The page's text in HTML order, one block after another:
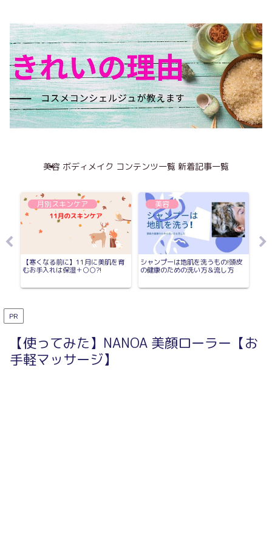
美容 ボディメイク コンテンツ一覧 新着記事一覧
月別スキンケア
【寒くなる前に】11月に美肌を育
むお手入れは保湿＋○○?!
美容
シャンプーは地肌を洗うもの!頭皮
の健康のための洗い方＆流し方
PR
【使ってみた】NANOA 美顔ローラー【お
手軽マッサージ】